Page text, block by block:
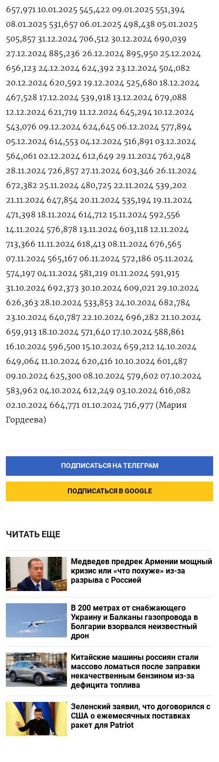
657,971 10.01.2025 545,422 09.01.2025 551,394
08.01.2025 531,657 06.01.2025 498,438 05.01.2025
505,857 31.12.2024 706,512 30.12.2024 690,039
27.12.2024 885,236 26.12.2024 895,950 25.12.2024
656,123 24.12.2024 624,392 23.12.2024 504,082
20.12.2024 620,592 19.12.2024 525,680 18.12.2024
467,528 17.12.2024 539,918 13.12.2024 679,088
12.12.2024 621,719 11.12.2024 645,294 10.12.2024
543,076 09.12.2024 624,645 06.12.2024 577,894
05.12.2024 614,553 04.12.2024 516,891 03.12.2024
564,061 02.12.2024 612,649 29.11.2024 762,948
28.11.2024 726,857 27.11.2024 603,346 26.11.2024
672,382 25.11.2024 480,725 22.11.2024 539,202
21.11.2024 647,854 20.11.2024 535,194 19.11.2024
471,398 18.11.2024 614,712 15.11.2024 592,556
14.11.2024 576,878 13.11.2024 603,118 12.11.2024
713,366 11.11.2024 618,413 08.11.2024 676,565
07.11.2024 565,167 06.11.2024 572,186 05.11.2024
574,197 04.11.2024 581,219 01.11.2024 591,915
31.10.2024 692,373 30.10.2024 609,021 29.10.2024
626,363 28.10.2024 533,853 24.10.2024 682,784
23.10.2024 640,787 22.10.2024 696,282 21.10.2024
659,913 18.10.2024 571,640 17.10.2024 588,861
16.10.2024 596,500 15.10.2024 659,212 14.10.2024
649,064 11.10.2024 620,416 10.10.2024 601,487
09.10.2024 625,300 08.10.2024 579,602 07.10.2024
583,962 04.10.2024 612,249 03.10.2024 616,082
02.10.2024 664,771 01.10.2024 716,977 (Мария
Гордеева)
ПОДПИСАТЬСЯ НА ТЕЛЕГРАМ
ПОДПИСАТЬСЯ В GOOGLE
ЧИТАТЬ ЕЩЕ
Медведев предрек Армении мощный
кризис или «что похуже» из-за
разрыва с Россией
В 200 метрах от снабжающего
Украину и Балканы газопровода в
Болгарии взорвался неизвестный
дрон
Китайские машины россиян стали
массово ломаться после заправки
некачественным бензином из-за
дефицита топлива
Зеленский заявил, что договорился с
США о ежемесячных поставках
ракет для Patriot